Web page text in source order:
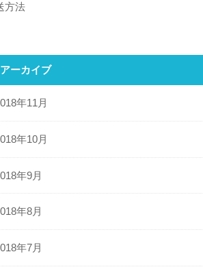
方法
アーカイブ
年11月
年10月
年9月
年8月
年7月